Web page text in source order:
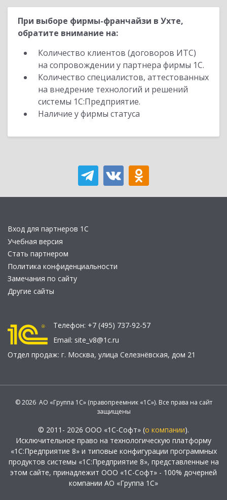
При выборе фирмы-франчайзи в Ухте,
обратите внимание на:
Количество клиентов (договоров ИТС)
на сопровождении у партнера фирмы 1С.
Количество специалистов, аттестованных
на внедрение технологий и решений
системы 1С:Предприятие.
Наличие у фирмы статуса
Вход для партнеров 1С
Учебная версия
Стать партнером
Политика конфиденциальности
Замечания по сайту
Другие сайты
Телефон: +7 (495) 737-92-57
Email: site_v8@1c.ru
Отдел продаж: г. Москва, улица Селезнёвская, дом 21
© 2026 АО «Группа 1С» (правопреемник «1С»). Все права на сайт
защищены
© 2011- 2026 ООО «1С-Софт» (о компании).
Исключительное право на технологическую платформу
«1С:Предприятие 8» и типовые конфигурации программных
продуктов системы «1С:Предприятие 8», представленные на
этом сайте, принадлежит ООО «1С-Софт» - 100% дочерней
компании АО «Группа 1С»